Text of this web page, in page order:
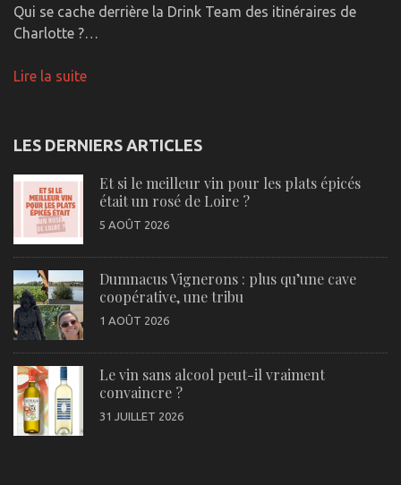
Qui se cache derrière la Drink Team des itinéraires de
Charlotte ?…
Lire la suite
LES DERNIERS ARTICLES
Et si le meilleur vin pour les plats épicés
était un rosé de Loire ?
5 AOÛT 2026
Dumnacus Vignerons : plus qu’une cave
coopérative, une tribu
1 AOÛT 2026
Le vin sans alcool peut-il vraiment
convaincre ?
31 JUILLET 2026